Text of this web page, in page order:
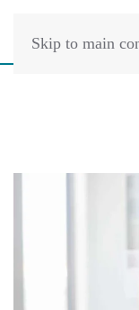
Skip to main